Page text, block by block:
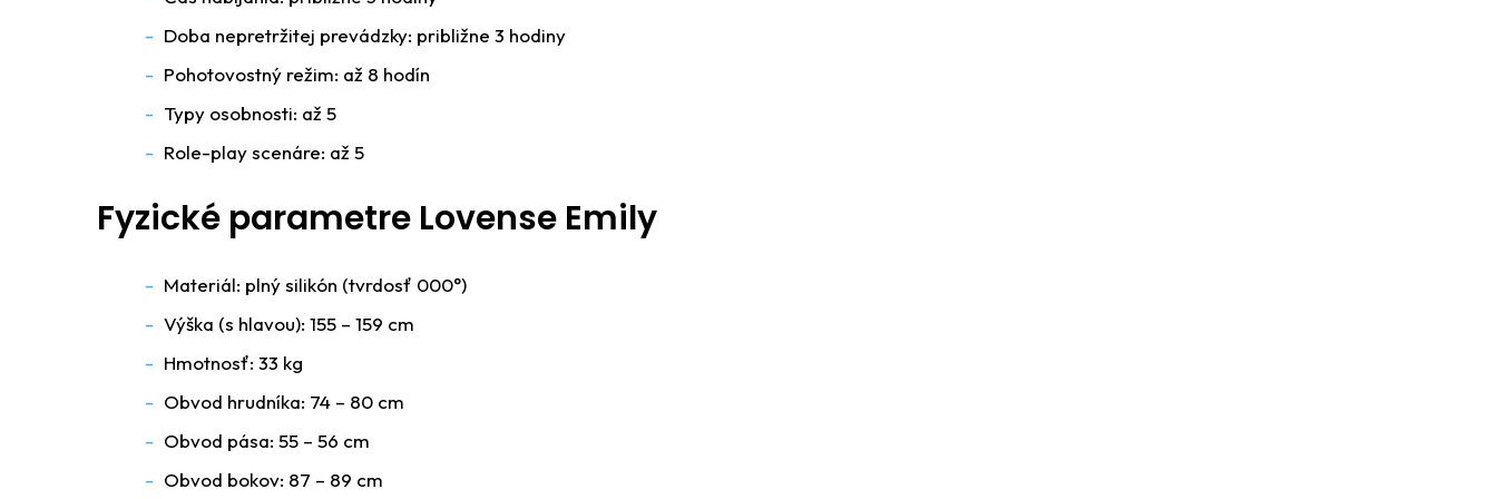
Doba nepretržitej prevádzky: približne 3 hodiny
Pohotovostný režim: až 8 hodín
Typy osobnosti: až 5
Role-play scenáre: až 5
Fyzické parametre Lovense Emily
Materiál: plný silikón (tvrdosť 000°)
Výška (s hlavou): 155 – 159 cm
Hmotnosť: 33 kg
Obvod hrudníka: 74 – 80 cm
Obvod pása: 55 – 56 cm
Obvod bokov: 87 – 89 cm